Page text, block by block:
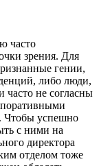
часто
зрения. Для
гении,
либо люди,
часто не согласны
Чтобы успешно
с ними на
директора
отделом тоже